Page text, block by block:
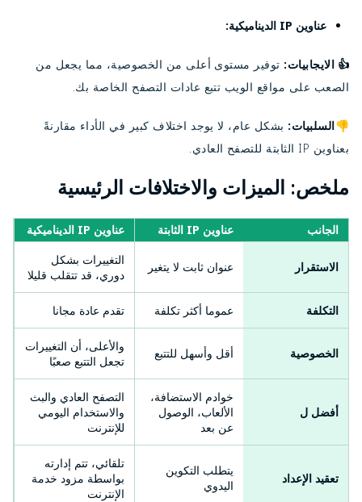
عناوين IP الديناميكية:
👍 الايجابيات: توفير مستوى أعلى من الخصوصية، مما يجعل من
الصعب على مواقع الويب تتبع عادات التصفح الخاصة بك.
👎السلبيات: بشكل عام، لا يوجد اختلاف كبير في الأداء مقارنةً
بعناوين IP الثابتة للتصفح العادي.
ملخص: الميزات والاختلافات الرئيسية
الجانب عناوين IP الثابتة عناوين IP الديناميكية
الاستقرار عنوان ثابت لا يتغير
التغييرات بشكل
دوري، قد تتقلب قليلا
التكلفة عموما أكثر تكلفة تقدم عادة مجانا
الخصوصية أقل وأسهل للتتبع
والأعلى، أن التغييرات
تجعل التتبع صعبًا
أفضل ل
خوادم الاستضافة،
الألعاب، الوصول
عن بعد
التصفح العادي والبث
والاستخدام اليومي
للإنترنت
تعقيد الإعداد
يتطلب التكوين
اليدوي
تلقائي، تتم إدارته
بواسطة مزود خدمة
الإنترنت